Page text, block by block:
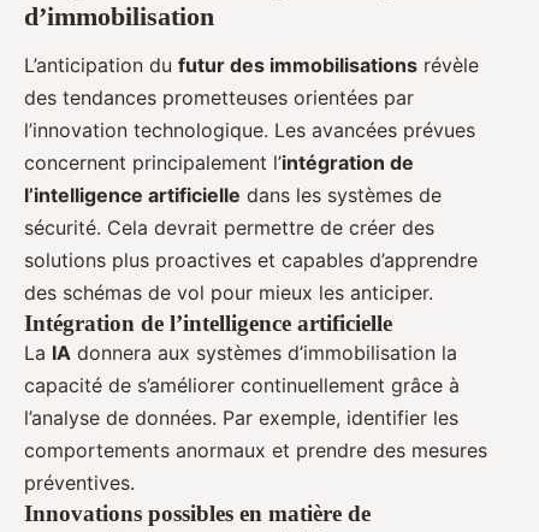
d’immobilisation
L’anticipation du futur des immobilisations révèle
des tendances prometteuses orientées par
l’innovation technologique. Les avancées prévues
concernent principalement l’intégration de
l’intelligence artificielle dans les systèmes de
sécurité. Cela devrait permettre de créer des
solutions plus proactives et capables d’apprendre
des schémas de vol pour mieux les anticiper.
Intégration de l’intelligence artificielle
La IA donnera aux systèmes d’immobilisation la
capacité de s’améliorer continuellement grâce à
l’analyse de données. Par exemple, identifier les
comportements anormaux et prendre des mesures
préventives.
Innovations possibles en matière de